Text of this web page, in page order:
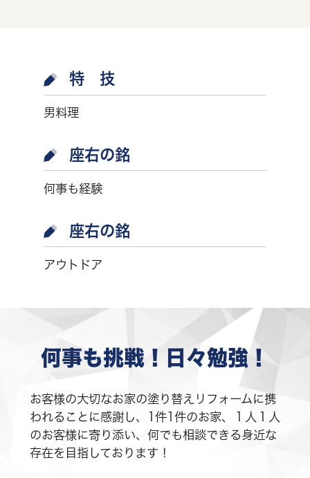
特 技
男料理
座右の銘
何事も経験
座右の銘
アウトドア
何事も挑戦！日々勉強！
お客様の大切なお家の塗り替えリフォームに携
われることに感謝し、1件1件のお家、１人１人
のお客様に寄り添い、何でも相談できる身近な
存在を目指しております！